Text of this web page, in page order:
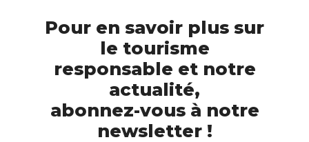
Pour en savoir plus sur
le tourisme
responsable et notre
actualité,
abonnez-vous à notre
newsletter !